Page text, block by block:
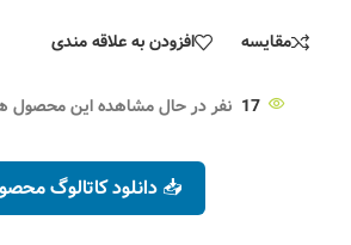
مقایسه افزودن به علاقه مندی
17 نفر در حال مشاهده این محصول
📥 دانلود کاتالوگ